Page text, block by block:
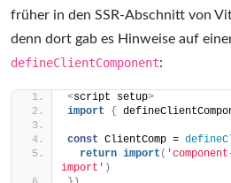
früher in den SSR-Abschnitt von
denn dort gab es Hinweise auf
defineClientComponent:
<script setup>
import
{
const ClientComp =
return import (
import' )